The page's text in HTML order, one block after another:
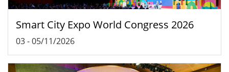
Smart City Expo World Congress 2026
03-05/11/2026